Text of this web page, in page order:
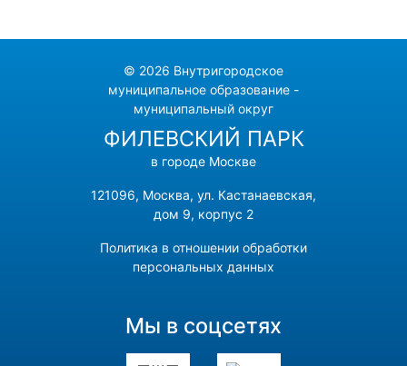
© 2026 Внутригородское
муниципальное образование -
муниципальный округ
ФИЛЕВСКИЙ ПАРК
в городе Москве
121096, Москва, ул. Кастанаевская,
дом 9, корпус 2
Политика в отношении обработки
персональных данных
Мы в соцсетях